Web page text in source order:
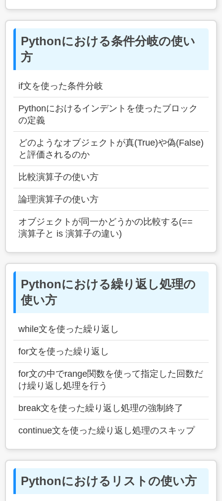
Pythonにおける条件分岐の使い
方
if文を使った条件分岐
Pythonにおけるインデントを使ったブロック
の定義
どのようなオブジェクトが真(True)や偽(False)
と評価されるのか
比較演算子の使い方
論理演算子の使い方
オブジェクトが同一かどうかの比較する(==
演算子と is 演算子の違い)
Pythonにおける繰り返し処理の
使い方
while文を使った繰り返し
for文を使った繰り返し
for文の中でrange関数を使って指定した回数だ
け繰り返し処理を行う
break文を使った繰り返し処理の強制終了
continue文を使った繰り返し処理のスキップ
Pythonにおけるリストの使い方